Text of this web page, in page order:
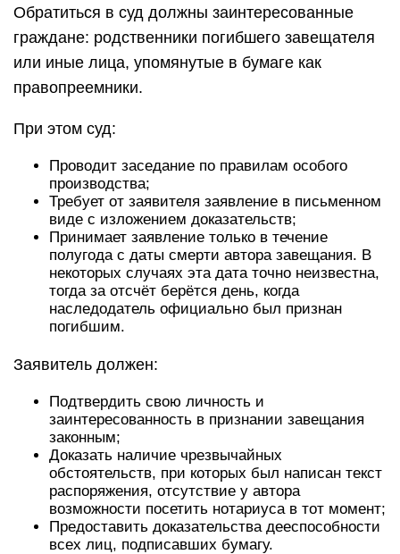
Обратиться в суд должны заинтересованные
граждане: родственники погибшего завещателя
или иные лица, упомянутые в бумаге как
правопреемники.
При этом суд:
Проводит заседание по правилам особого
производства;
Требует от заявителя заявление в письменном
виде с изложением доказательств;
Принимает заявление только в течение
полугода с даты смерти автора завещания. В
некоторых случаях эта дата точно неизвестна,
тогда за отсчёт берётся день, когда
наследодатель официально был признан
погибшим.
Заявитель должен:
Подтвердить свою личность и
заинтересованность в признании завещания
законным;
Доказать наличие чрезвычайных
обстоятельств, при которых был написан текст
распоряжения, отсутствие у автора
возможности посетить нотариуса в тот момент;
Предоставить доказательства дееспособности
всех лиц, подписавших бумагу.